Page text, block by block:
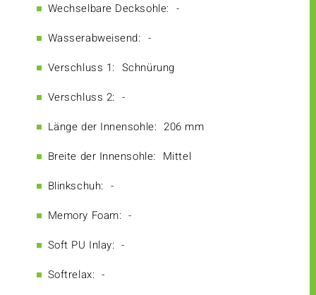
Wechselbare Decksohle: -
Wasserabweisend: -
Verschluss 1: Schnürung
Verschluss 2: -
Länge der Innensohle: 206 mm
Breite der Innensohle: Mittel
Blinkschuh: -
Memory Foam: -
Soft PU Inlay: -
Softrelax: -